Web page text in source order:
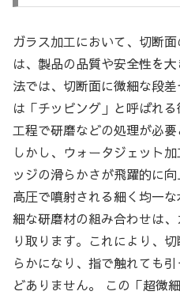
ガラス加工において、切断
は、製品の品質や安全性を
法では、切断面に微細な段
は「チッピング」と呼ばれ
工程で研磨などの処理が必要
しかし、ウォータジェット
ッジの滑らかさが飛躍的に
高圧で噴射される細く均一
細な研磨材の組み合わせは
り取ります。これにより、
らかになり、指で触れても
どありません。 この「超微